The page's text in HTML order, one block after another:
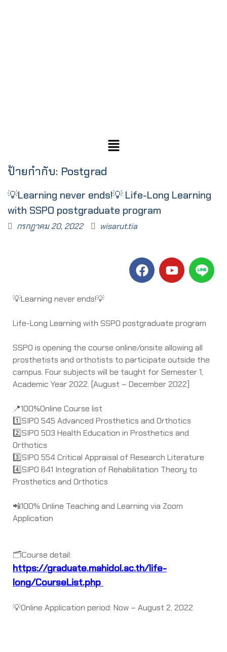
ป้ายกำกับ: Postgrad
💡Learning never ends!💡 Life-Long Learning
with SSPO postgraduate program
กรกฎาคม 20, 2022 wisarut.tia
💡Learning never ends!💡
Life-Long Learning with SSPO postgraduate program
SSPO is opening the course online/onsite allowing all
prosthetists and orthotists to participate outside the
campus. Four subjects will be taught for Semester 1,
Academic Year 2022. [August – December 2022]
📍100%Online Course list
1️⃣SIPO 545 Advanced Prosthetics and Orthotics
2️⃣SIPO 503 Health Education in Prosthetics and
Orthotics
3️⃣SIPO 554 Critical Appraisal of Research Literature
4️⃣SIPO 641 Integration of Rehabilitation Theory to
Prosthetics and Orthotics
📲100% Online Teaching and Learning via Zoom
Application
🗂Course detail:
https://graduate.mahidol.ac.th/life-
long/CourseList.php
💡Online Application period: Now – August 2, 2022